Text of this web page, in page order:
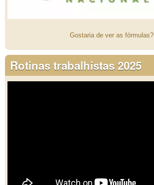
Gostaria de ver as fórmulas?
Rotinas trabalhistas 2025